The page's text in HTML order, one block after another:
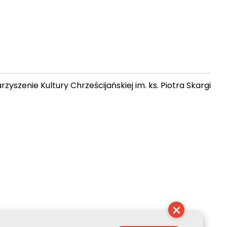
Kultury Chrześcijańskiej im. ks. Piotra Skargi
×